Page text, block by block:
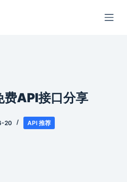
费API接口分享
20 API 推荐